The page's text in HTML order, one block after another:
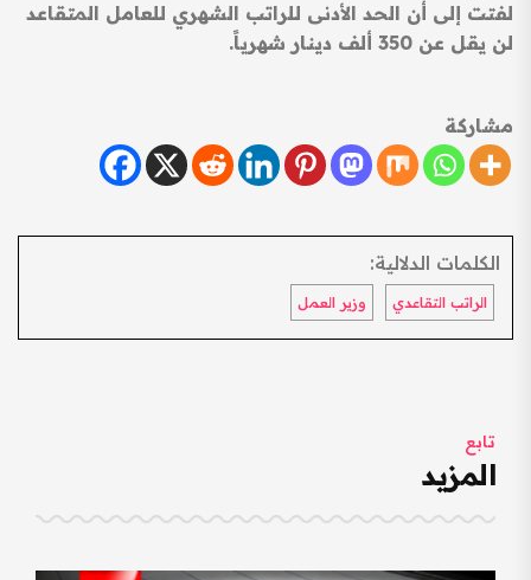
لفتت إلى أن الحد الأدنى للراتب الشهري للعامل المتقاعد
لن يقل عن 350 ألف دينار شهرياً.
مشاركة
الكلمات الدلالية:
الراتب التقاعدي وزير العمل
تابع
المزيد